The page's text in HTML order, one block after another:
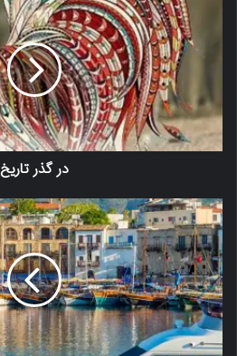
در گذر تاریخ